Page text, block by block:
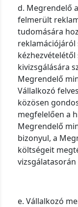
d. Megrendelő
felmerült
tudomására
reklamációjáról
kivizsgálására
Megrendelő
Vállalkozó
közösen
megfelelően a
Megrendelő
bizonyul, a
költségeit
e. Vállalkozó